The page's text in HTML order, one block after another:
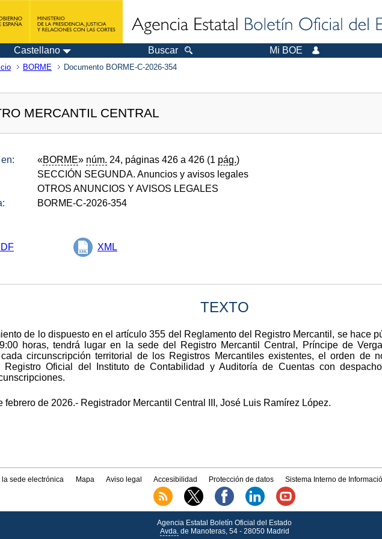
Castellano Buscar Mi BOE
BORME Documento BORME-C-2026-354
MERCANTIL CENTRAL
«BORME» núm. 24, páginas 426 a 426 (1 pág.)
SECCIÓN SEGUNDA. Anuncios y avisos legales
OTROS ANUNCIOS Y AVISOS LEGALES
BORME-C-2026-354
XML
TEXTO
de lo dispuesto en el artículo 355 del Reglamento del Registro Mercantil, se hace
horas, tendrá lugar en la sede del Registro Mercantil Central, Príncipe de
circunscripción territorial de los Registros Mercantiles existentes, el orden de
Registro Oficial del Instituto de Contabilidad y Auditoría de Cuentas con
febrero de 2026.- Registrador Mercantil Central III, José Luis Ramírez López.
la sede electrónica Mapa Aviso legal Accesibilidad Protección de datos Sistema Interno de
Agencia Estatal Boletín Oficial del Estado
Avda.de Manoteras, 54 - 28050 Madrid